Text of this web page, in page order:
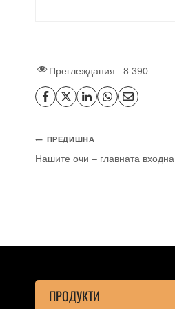
Преглеждания: 8 390
ПРЕДИШНА
Нашите очи – главната
ПРОДУКТИ